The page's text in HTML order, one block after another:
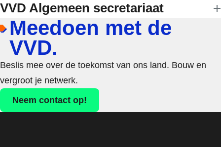
VVD Algemeen secretariaat
Meedoen met de
VVD.
Beslis mee over de toekomst van ons land. Bouw en
vergroot je netwerk.
Neem contact op!